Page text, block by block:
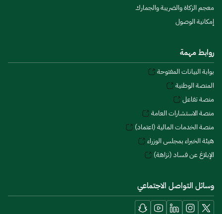
معجم الزكاة والضريبة والجمارك
إمكانية الوصول
روابط مهمة
بوابة البيانات المفتوحة
المنصة الوطنية
منصة تفاعل
منصة الاستشارات العامة
منصة الخدمات المالية (اعتماد)
هيئة الخبراء بمجلس الوزراء
الإبلاغ عن فساد (نزاهة)
وسائل التواصل الاجتماعي